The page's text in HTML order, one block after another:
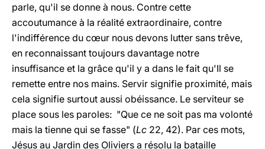
parle, qu'il se donne à nous. Contre cette
accoutumance à la réalité extraordinaire, contre
l'indifférence du cœur nous devons lutter sans trêve,
en reconnaissant toujours davantage notre
insuffisance et la grâce qu'il y a dans le fait qu'Il se
remette entre nos mains. Servir signifie proximité, mais
cela signifie surtout aussi obéissance. Le serviteur se
place sous les paroles: "Que ce ne soit pas ma volonté
mais la tienne qui se fasse" (Lc 22, 42). Par ces mots,
Jésus au Jardin des Oliviers a résolu la bataille